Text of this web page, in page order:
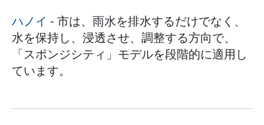
ハノイ - 市は、雨水を排水するだけでなく、
水を保持し、浸透させ、調整する方向で、
「スポンジシティ」モデルを段階的に適用し
ています。